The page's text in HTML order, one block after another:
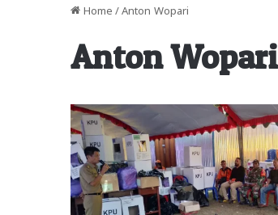
Home / Anton Wopari
Anton Wopari